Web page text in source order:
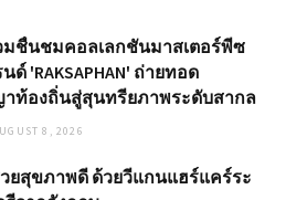
มชื่นชมคอลเลกชันมาสเตอร์พีซ
ด์ 'RAKSAPHAN' ถ่ายทอด
ท้องถิ่นสู่สุนทรียภาพระดับสากล
8, 2026
ยสุขภาพดี ด้วยวีแกนแฮร์แคร์ระ